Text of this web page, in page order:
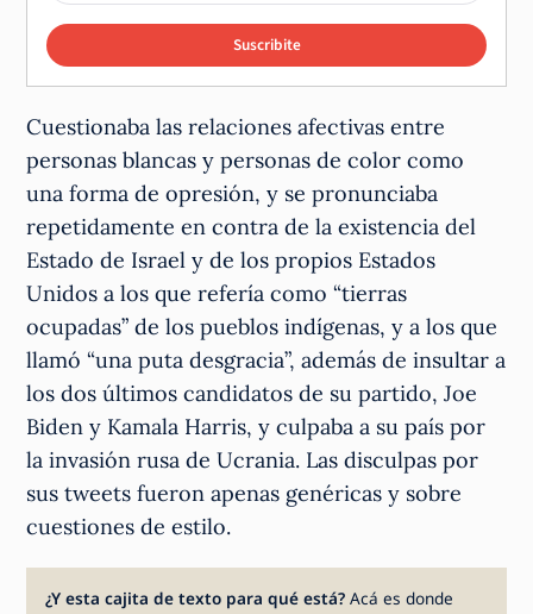
Suscribite
Cuestionaba las relaciones afectivas entre
personas blancas y personas de color como
una forma de opresión, y se pronunciaba
repetidamente en contra de la existencia del
Estado de Israel y de los propios Estados
Unidos a los que refería como “tierras
ocupadas” de los pueblos indígenas, y a los que
llamó “una puta desgracia”, además de insultar a
los dos últimos candidatos de su partido, Joe
Biden y Kamala Harris, y culpaba a su país por
la invasión rusa de Ucrania. Las disculpas por
sus tweets fueron apenas genéricas y sobre
cuestiones de estilo.
¿Y esta cajita de texto para qué está?Acá es donde